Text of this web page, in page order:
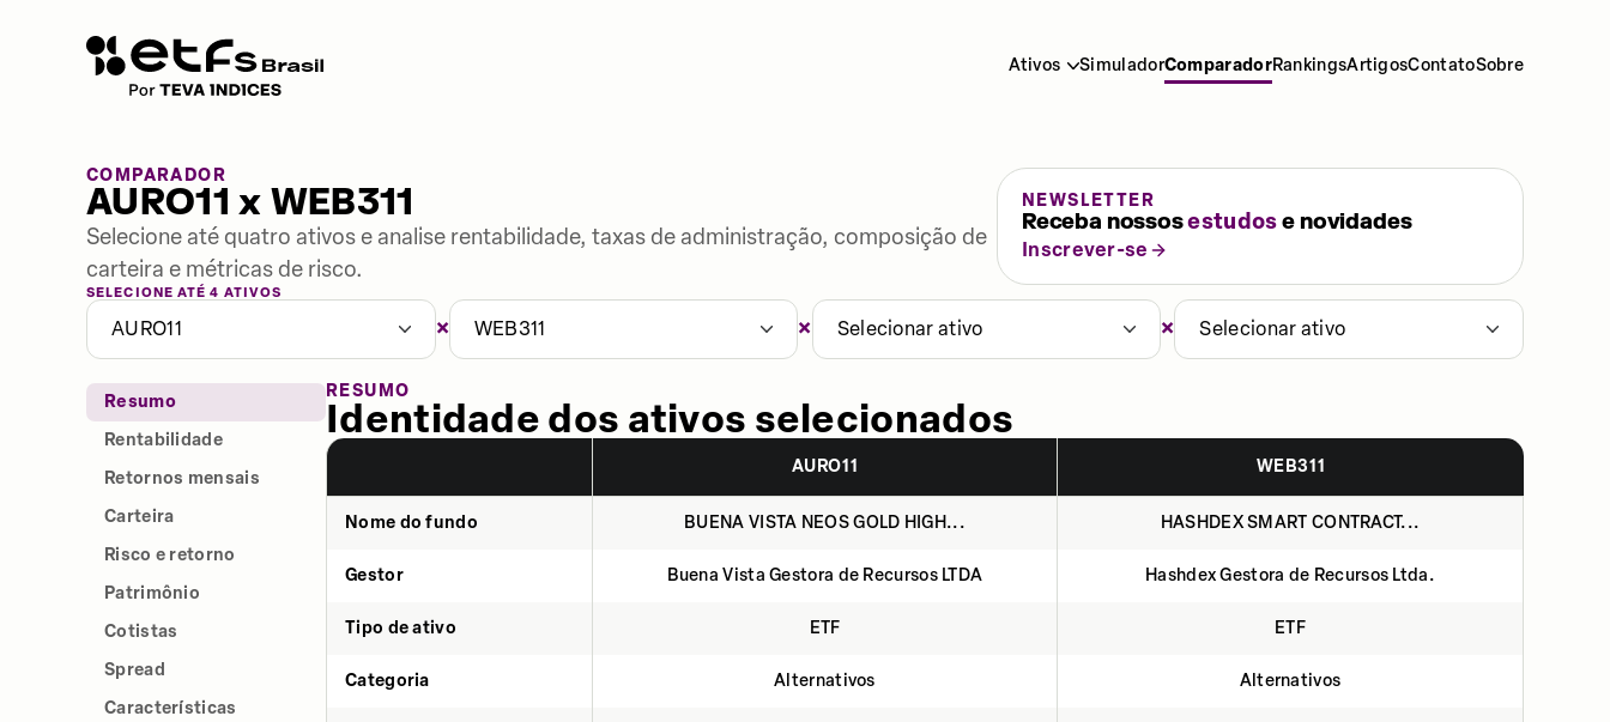
Ativos SimuladorComparadorRankingsArtigosContatoSobre
COMPARADOR
AURO11 x WEB311
Selecione até quatro ativos e analise rentabilidade, taxas de administração, composição de
carteira e métricas de risco.
NEWSLETTER
Receba nossosestudose novidades
Inscrever-se
SELECIONE ATÉ 4 ATIVOS
AURO11 × WEB311 × Selecionar ativo × Selecionar ativo
Resumo
Rentabilidade
Retornos mensais
Carteira
Risco e retorno
Patrimônio
Cotistas
Spread
Características
RESUMO
Identidade dos ativos selecionados
AURO11 WEB311
Nome do fundo BUENA VISTA NEOS GOLD HIGH... HASHDEX SMART CONTRACT...
Gestor Buena Vista Gestora de Recursos LTDA Hashdex Gestora de Recursos Ltda.
Tipo de ativo ETF ETF
Categoria Alternativos Alternativos